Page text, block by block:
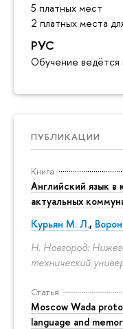
5 платных мест
2 платных места
РУС
Обучение ведётся
ПУБЛИКАЦИИ
Книга
Английский язык в
актуальных
Курьян М. Л.,
Н. Новгород:
технический
Статья
Moscow Wada
language and